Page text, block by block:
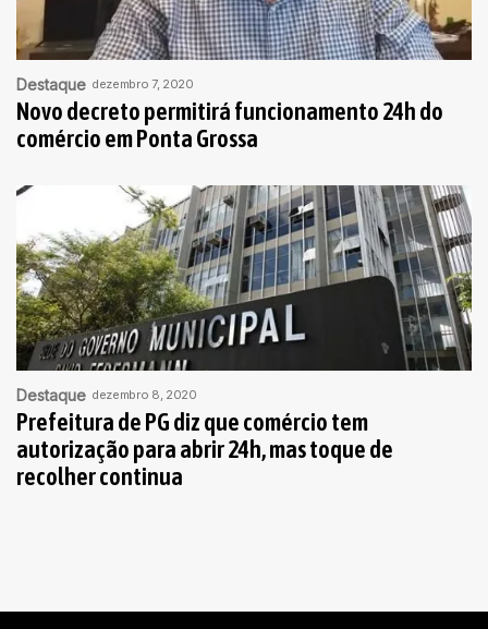
Destaque dezembro 7, 2020
Novo decreto permitirá funcionamento 24h do
comércio em Ponta Grossa
Destaque dezembro 8, 2020
Prefeitura de PG diz que comércio tem
autorização para abrir 24h, mas toque de
recolher continua